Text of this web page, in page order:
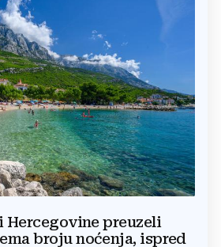
Hercegovine preuzeli
broju noćenja, ispred